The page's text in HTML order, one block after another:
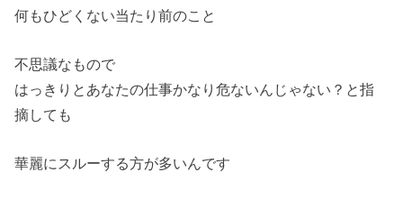
何もひどくない当たり前のこと
不思議なもので
はっきりとあなたの仕事かなり危ないんじゃない？と指
摘しても
華麗にスルーする方が多いんです